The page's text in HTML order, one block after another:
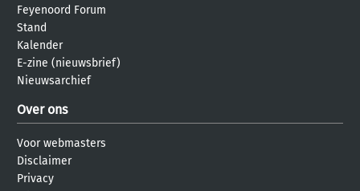
Feyenoord Forum
Stand
Kalender
E-zine (nieuwsbrief)
Nieuwsarchief
Over ons
Voor webmasters
Disclaimer
Privacy